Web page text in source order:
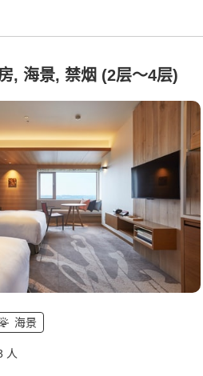
, 海景, 禁烟 (2层〜4层)
海景
人